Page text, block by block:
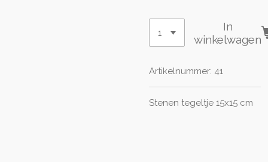
In
winkelwagen
Artikelnummer: 41
Stenen tegeltje 15x15 cm